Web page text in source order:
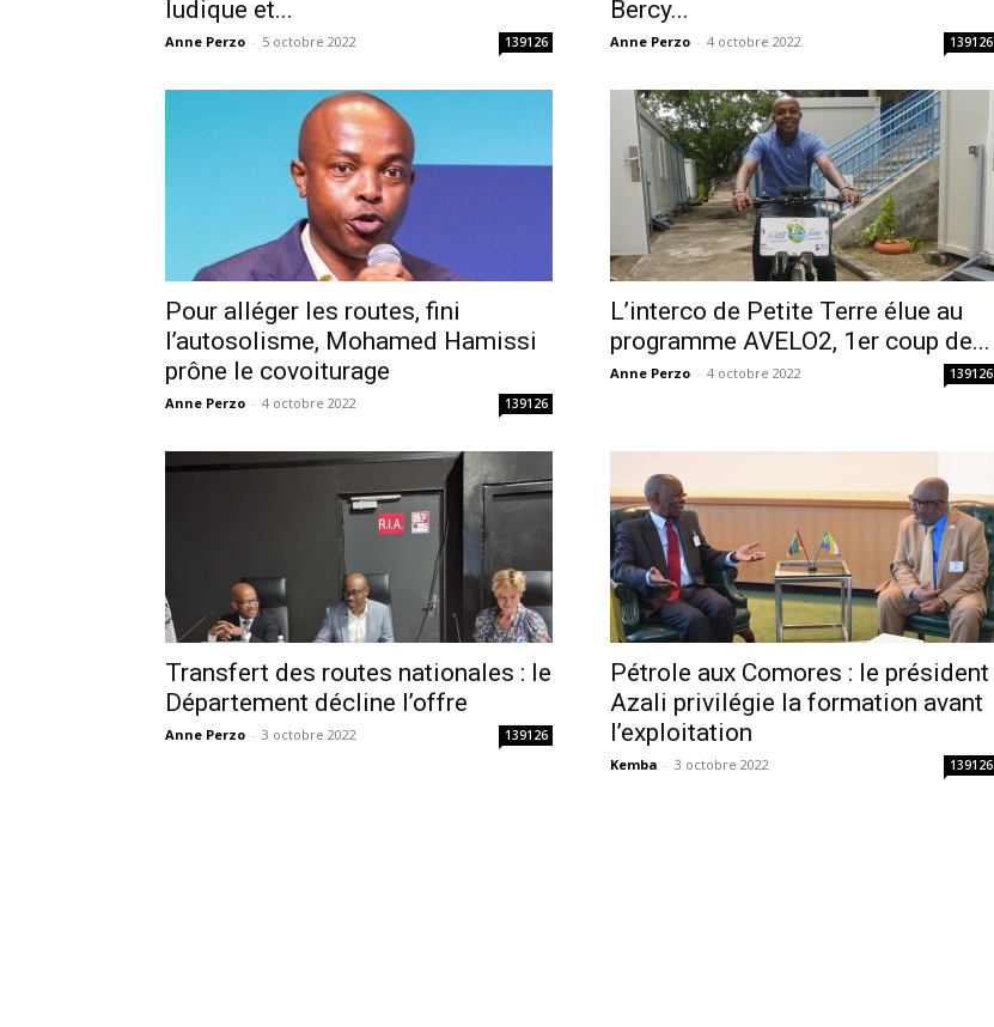
ludique et...
Anne Perzo - 5 octobre 2022 139126
Bercy...
Anne Perzo - 4 octobre 2022 139126
Pour alléger les routes, fini
l’autosolisme, Mohamed Hamissi
prône le covoiturage
Anne Perzo - 4 octobre 2022 139126
L’interco de Petite Terre élue au
programme AVELO2, 1er coup de...
Anne Perzo - 4 octobre 2022 139126
Transfert des routes nationales : le
Département décline l’offre
Anne Perzo - 3 octobre 2022 139126
Pétrole aux Comores : le président
Azali privilégie la formation avant
l’exploitation
Kemba - 3 octobre 2022 139126